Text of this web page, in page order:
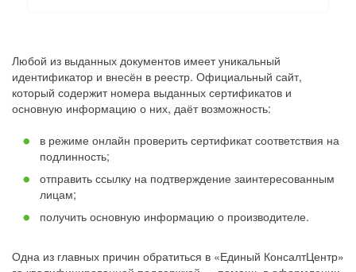
Любой из выданных документов имеет уникальный
идентификатор и внесён в реестр. Официальный сайт,
который содержит номера выданных сертификатов и
основную информацию о них, даёт возможность:
в режиме онлайн проверить сертификат соответствия на
подлинность;
отправить ссылку на подтверждение заинтересованным
лицам;
получить основную информацию о производителе.
Одна из главных причин обратиться в «Единый КонсалтЦентр»